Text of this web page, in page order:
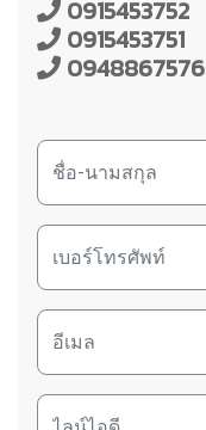
0915453752
0915453751
0948867576